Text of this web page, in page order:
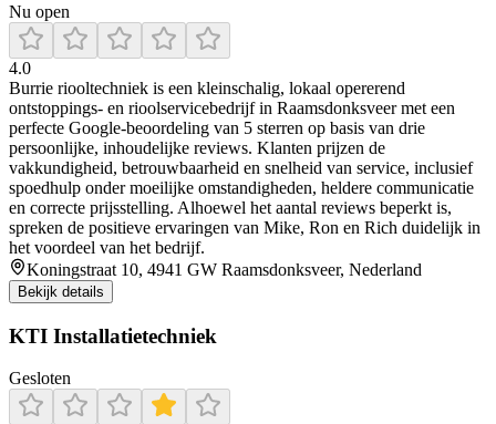
Nu open
4.0
Burrie riooltechniek is een kleinschalig, lokaal opererend
ontstoppings- en rioolservicebedrijf in Raamsdonksveer met een
perfecte Google-beoordeling van 5 sterren op basis van drie
persoonlijke, inhoudelijke reviews. Klanten prijzen de
vakkundigheid, betrouwbaarheid en snelheid van service, inclusief
spoedhulp onder moeilijke omstandigheden, heldere communicatie
en correcte prijsstelling. Alhoewel het aantal reviews beperkt is,
spreken de positieve ervaringen van Mike, Ron en Rich duidelijk in
het voordeel van het bedrijf.
Koningstraat 10, 4941 GW Raamsdonksveer, Nederland
Bekijk details
KTI Installatietechniek
Gesloten